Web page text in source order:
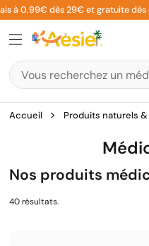
Aller
au
contenu
dès 29€ et gratuite dès 49€
Accueil Produits naturels
Nos produits
40 résultats.